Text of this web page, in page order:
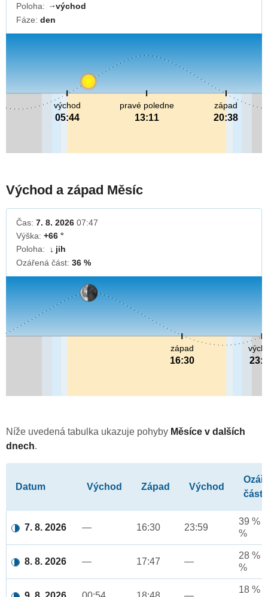
Poloha:
↓východ
Fáze: den
pravé poledne
13:11
východ
05:44
západ
20:38
Východ a západ Měsíc
Čas: 7. 8. 2026 07:47
Výška: +66 °
Poloha:
↓ jih
Ozářená část: 36 %
západ
16:30
Níže uvedená tabulka ukazuje pohyby Měsíce v dalších
dnech.
Datum Východ Západ Východ
část
7. 8. 2026 — 16:30 23:59
39 %
%
8. 8. 2026 — 17:47 —
28 %
%
18 %